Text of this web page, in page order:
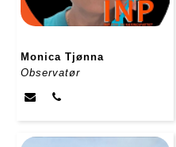
Monica Tjønna
Observatør